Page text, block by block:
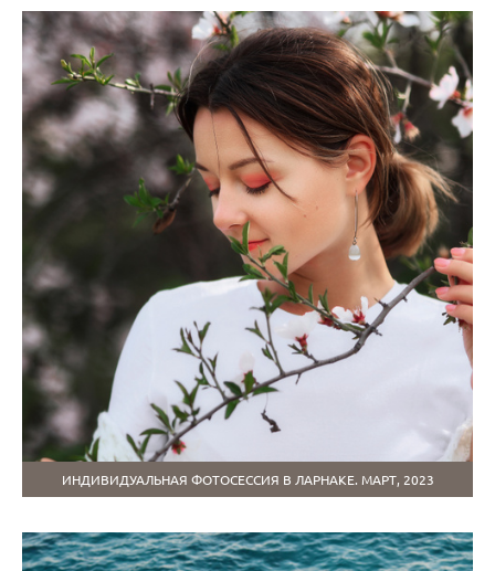
ИНДИВИДУАЛЬНАЯ ФОТОСЕССИЯ В ЛАРНАКЕ. МАРТ, 2023